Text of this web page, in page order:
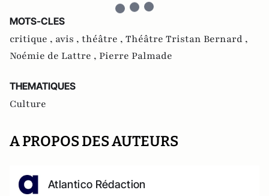
MOTS-CLES
critique , avis , théâtre , Théâtre Tristan Bernard ,
Noémie de Lattre , Pierre Palmade
THEMATIQUES
Culture
A PROPOS DES AUTEURS
Atlantico Rédaction